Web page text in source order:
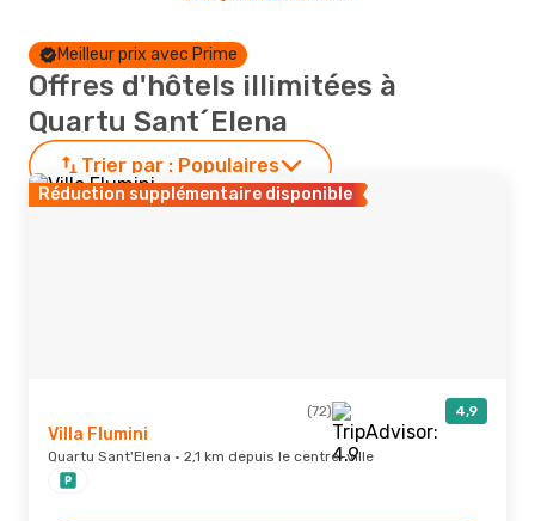
Meilleur prix avec Prime
Offres d'hôtels illimitées à
Quartu Sant´Elena
Trier par : Populaires
Réduction supplémentaire disponible
(72) 4,9
Villa Flumini
Quartu Sant'Elena · 2,1 km depuis le centre-ville